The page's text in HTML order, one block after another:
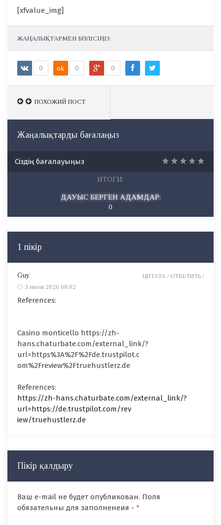
[xfvalue_img]
ЖАҢАЛЫҚТАРМЕН БӨЛІСІҢІЗ:
0 ok 0 0
ПОХОЖИЙ ПОСТ
ПОХОЖИЙ ПОСТ
Жаңалықтарды бағалаңыз
Сіздің бағалауыңыз
ИТОГИ:
ДАУЫС БЕРГЕН АДАМДАР:
0
1 пікір
Guy
3 июля 2026 08:02
References:
Casino monticello https://zh-
hans.chaturbate.com/external_link/?
url=https%3A%2F%2Fde.trustpilot.c
om%2Freview%2Ftruehustlerz.de
References:
https://zh-hans.chaturbate.com/external_link/?
url=https://de.trustpilot.com/rev
iew/truehustlerz.de
ЦИТАТА / ОТВЕТИТЬ /
Пікір қалдыру
Ваш e-mail не будет опубликован. Поля
обязательны для заполненеия - *